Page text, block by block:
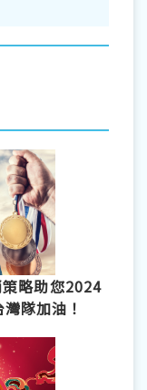
略助您2024
隊加油！